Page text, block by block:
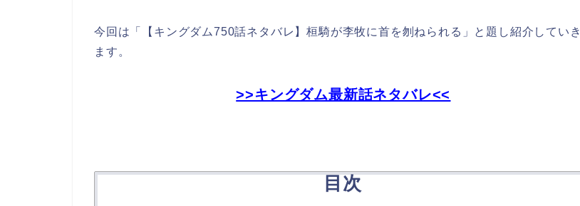
今回は「【キングダム750話ネタバレ】桓騎が李牧に首を刎ねられる」と題し紹介していき
ます。
>>キングダム最新話ネタバレ<<
目次